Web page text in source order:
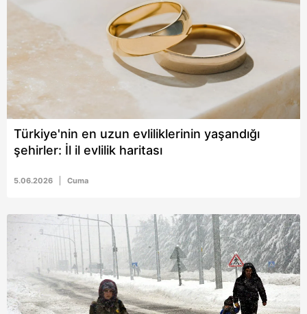
Türkiye'nin en uzun evliliklerinin yaşandığı
şehirler: İl il evlilik haritası
5.06.2026 Cuma